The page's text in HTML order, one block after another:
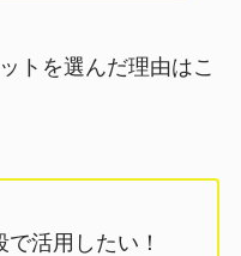
トを選んだ理由はこ
活用したい！